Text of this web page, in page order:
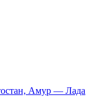
Амур — Лада